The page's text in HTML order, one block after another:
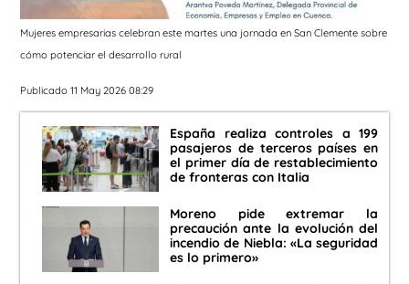
Mujeres empresarias celebran este martes una jornada en San Clemente sobre
cómo potenciar el desarrollo rural
Publicado 11 May 2026 08:29
España realiza controles a 199
pasajeros de terceros países en
el primer día de restablecimiento
de fronteras con Italia
Moreno pide extremar la
precaución ante la evolución del
incendio de Niebla: «La seguridad
es lo primero»